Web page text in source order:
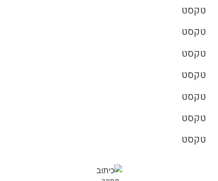
טקסט
טקסט
טקסט
טקסט
טקסט
טקסט
טקסט